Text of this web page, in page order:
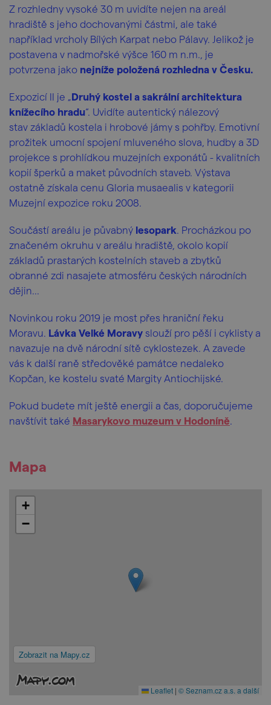
Z rozhledny vysoké 30 m uvidíte nejen na areál
hradiště s jeho dochovanými částmi, ale také
například vrcholy Bílých Karpat nebo Pálavy. Jelikož je
postavena v nadmořské výšce 160 m n.m., je
potvrzena jako nejníže položená rozhledna v Česku.
Expozicí II je „Druhý kostel a sakrální architektura
knížecího hradu“. Uvidíte autentický nálezový
stav základů kostela i hrobové jámy s pohřby. Emotivní
prožitek umocní spojení mluveného slova, hudby a 3D
projekce s prohlídkou muzejních exponátů - kvalitních
kopií šperků a maket původních staveb. Výstava
ostatně získala cenu Gloria musaealis v kategorii
Muzejní expozice roku 2008.
Součástí areálu je půvabný lesopark. Procházkou po
značeném okruhu v areálu hradiště, okolo kopií
základů prastarých kostelních staveb a zbytků
obranné zdi nasajete atmosféru českých národních
dějin...
Novinkou roku 2019 je most přes hraniční řeku
Moravu. Lávka Velké Moravy slouží pro pěší i cyklisty a
navazuje na dvě národní sítě cyklostezek. A zavede
vás k další raně středověké památce nedaleko
Kopčan, ke kostelu svaté Margity Antiochijské.
Pokud budete mít ještě energii a čas, doporučujeme
navštívit také Masarykovo muzeum v Hodoníně.
Mapa
Zobrazit na Mapy.cz
+
−
Leaflet | © Seznam.cz a.s. a další